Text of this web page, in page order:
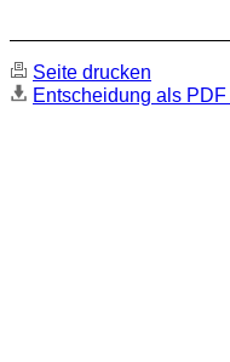
Seite drucken
Entscheidung als